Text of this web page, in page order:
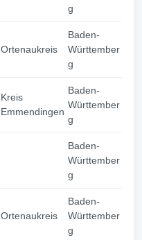
g
Ortenaukreis
Baden-
Württember
g
Kreis
Emmendingen
Baden-
Württember
g
Baden-
Württember
g
Ortenaukreis
Baden-
Württember
g